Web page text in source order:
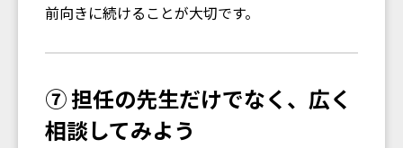
前向きに続けることが大切です。
⑦ 担任の先生だけでなく、広く
相談してみよう